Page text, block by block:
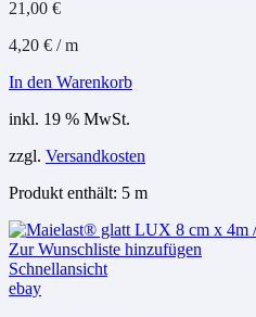
21,00 €
4,20 € /m
In den Warenkorb
inkl. 19 % MwSt.
zzgl. Versandkosten
Produkt enthält: 5 m
Zur Wunschliste hinzufügen
Schnellansicht
ebay